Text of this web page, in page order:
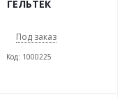
ГЕЛЬТЕК
Под заказ
Код: 1000225